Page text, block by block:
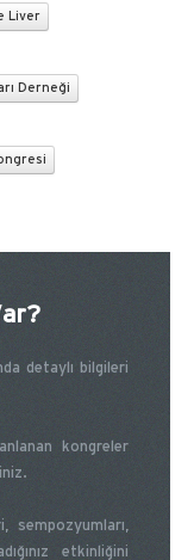
Liver
Derneği
detaylı bilgileri
kongreler
sempozyumları,
etkinliğini